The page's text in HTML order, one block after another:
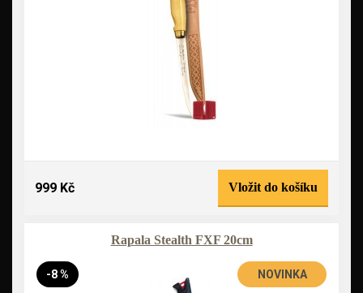
999 Kč Vložit do košíku
Rapala Stealth FXF 20cm
-8 % NOVINKA